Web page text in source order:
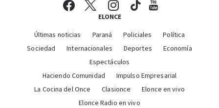
ELONCE
Últimas noticias Paraná Policiales
Política
Sociedad
Internacionales Deportes
Economía
Espectáculos
Haciendo Comunidad
Impulso Empresarial
La Cocina del Once
Clasionce
Elonce en vivo
Elonce Radio en vivo